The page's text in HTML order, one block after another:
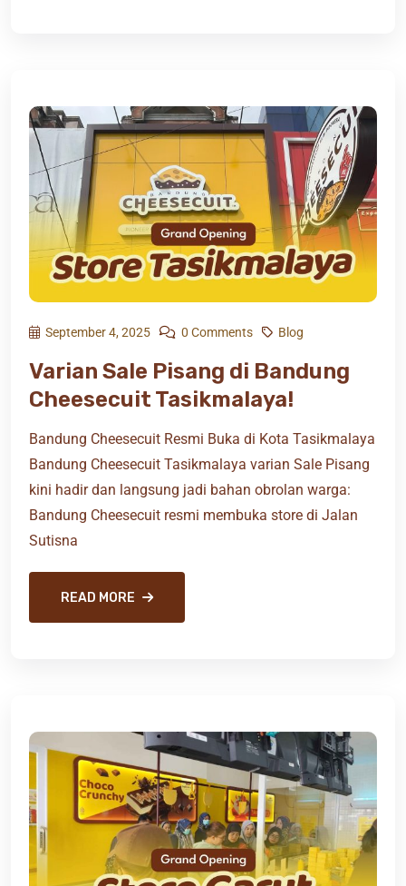
September 4, 2025 0 Comments Blog
Varian Sale Pisang di Bandung
Cheesecuit Tasikmalaya!
Bandung Cheesecuit Resmi Buka di Kota Tasikmalaya
Bandung Cheesecuit Tasikmalaya varian Sale Pisang
kini hadir dan langsung jadi bahan obrolan warga:
Bandung Cheesecuit resmi membuka store di Jalan
Sutisna
READ MORE